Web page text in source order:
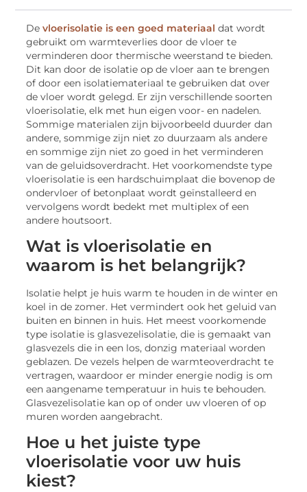
Devloerisolatie is een goed materiaal dat wordt
gebruikt om warmteverlies door de vloer te
verminderen door thermische weerstand te bieden.
Dit kan door de isolatie op de vloer aan te brengen
of door een isolatiemateriaal te gebruiken dat over
de vloer wordt gelegd. Er zijn verschillende soorten
vloerisolatie, elk met hun eigen voor- en nadelen.
Sommige materialen zijn bijvoorbeeld duurder dan
andere, sommige zijn niet zo duurzaam als andere
en sommige zijn niet zo goed in het verminderen
van de geluidsoverdracht. Het voorkomendste type
vloerisolatie is een hardschuimplaat die bovenop de
ondervloer of betonplaat wordt geïnstalleerd en
vervolgens wordt bedekt met multiplex of een
andere houtsoort.
Wat is vloerisolatie en
waarom is het belangrijk?
Isolatie helpt je huis warm te houden in de winter en
koel in de zomer. Het vermindert ook het geluid van
buiten en binnen in huis. Het meest voorkomende
type isolatie is glasvezelisolatie, die is gemaakt van
glasvezels die in een los, donzig materiaal worden
geblazen. De vezels helpen de warmteoverdracht te
vertragen, waardoor er minder energie nodig is om
een aangename temperatuur in huis te behouden.
Glasvezelisolatie kan op of onder uw vloeren of op
muren worden aangebracht.
Hoe u het juiste type
vloerisolatie voor uw huis
kiest?